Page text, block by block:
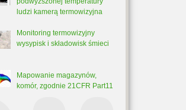
ludzi kamerą termowizyjna
Monitoring termowizyjny
wysypisk i składowisk śmieci
Mapowanie magazynów,
komór, zgodnie 21CFR Part11